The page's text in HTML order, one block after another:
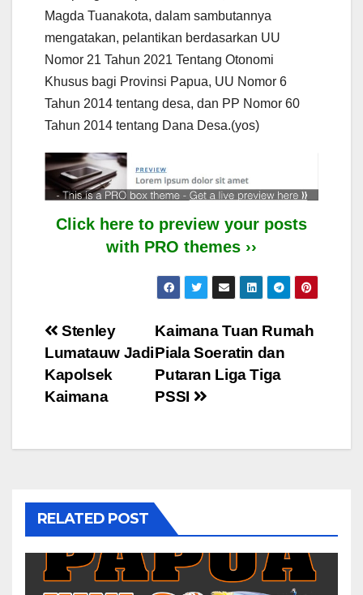
Magda Tuanakota, dalam sambutannya
mengatakan, pelantikan berdasarkan UU
Nomor 21 Tahun 2021 Tentang Otonomi
Khusus bagi Provinsi Papua, UU Nomor 6
Tahun 2014 tentang desa, dan PP Nomor 60
Tahun 2014 tentang Dana Desa.(yos)
Click here to preview your posts
with PRO themes ››
Post
navigation
Kaimana Tuan Rumah
Piala Soeratin dan
Putaran Liga Tiga
PSSI
Stenley
Lumatauw Jadi
Kapolsek
Kaimana
RELATED POST